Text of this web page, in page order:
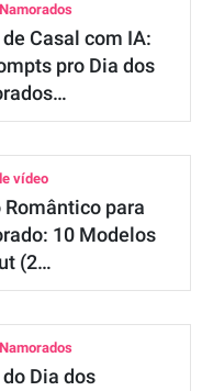
Casal com IA:
pro Dia dos
vídeo
Romântico para
10 Modelos
(2…
Dia dos